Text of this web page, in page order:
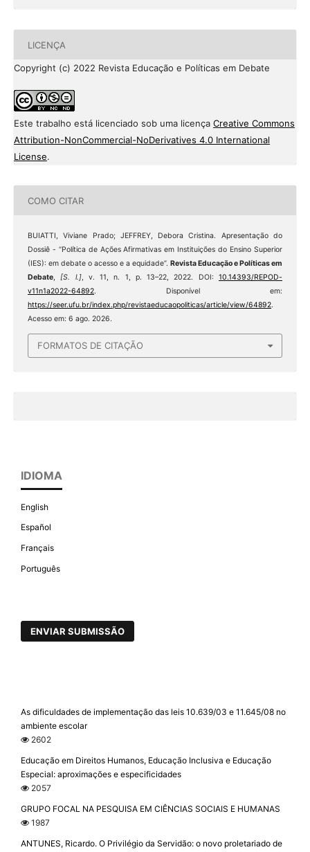
LICENÇA
Copyright (c) 2022 Revista Educação e Políticas em Debate
Este trabalho está licenciado sob uma licença Creative Commons
Attribution-NonCommercial-NoDerivatives 4.0 International
License.
COMO CITAR
BUIATTI, Viviane Prado; JEFFREY, Debora Cristina. Apresentação do
Dossiê - “Política de Ações Afirmativas em Instituições do Ensino Superior
(IES): em debate o acesso e a equidade”.Revista Educação e Políticas em
Debate,[S. l.], v. 11, n. 1, p. 13–22, 2022. DOI:10.14393/REPOD-
v11n1a2022-64892. Disponível em:
https://seer.ufu.br/index.php/revistaeducaopoliticas/article/view/64892.
Acesso em: 6 ago. 2026.
FORMATOS DE CITAÇÃO
IDIOMA
English
Español
Français
Português
ENVIAR SUBMISSÃO
As dificuldades de implementação das leis 10.639/03 e 11.645/08 no
ambiente escolar
2602
Educação em Direitos Humanos, Educação Inclusiva e Educação
Especial: aproximações e especificidades
2057
GRUPO FOCAL NA PESQUISA EM CIÊNCIAS SOCIAIS E HUMANAS
1987
ANTUNES, Ricardo. O Privilégio da Servidão: o novo proletariado de